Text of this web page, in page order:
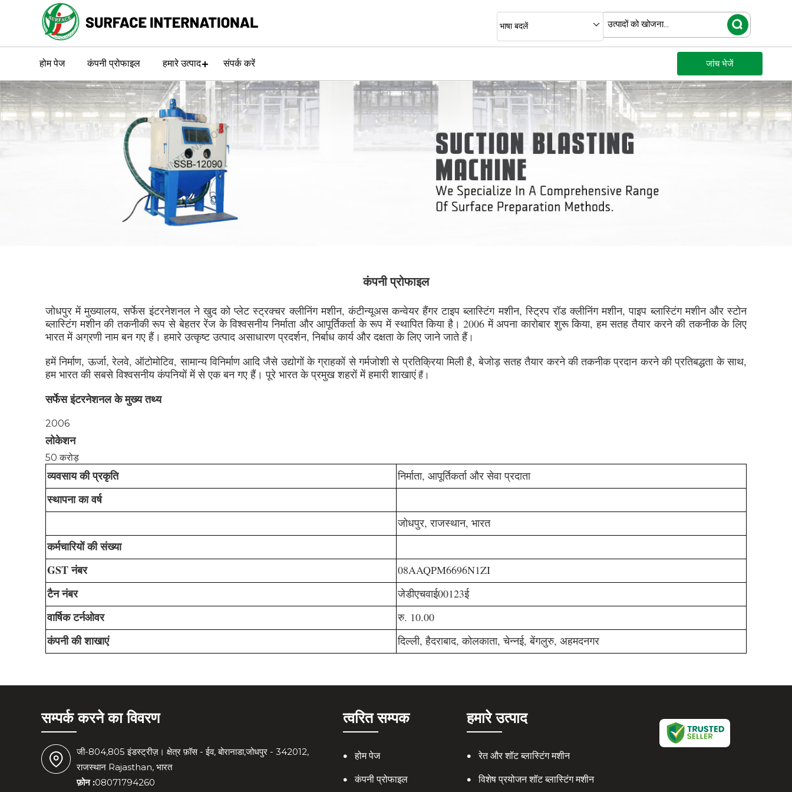
भाषा बदलें
होम पेज कंपनी प्रोफाइल हमारे उत्पाद संपर्क करें जांच भेजें
कंपनी प्रोफाइल
जोधपुर में मुख्यालय, सर्फेस इंटरनेशनल ने खुद को प्लेट स्ट्रक्चर क्लीनिंग मशीन, कंटीन्यूअस कन्वेयर हैंगर टाइप ब्लास्टिंग मशीन, स्ट्रिप रॉड क्लीनिंग मशीन, पाइप ब्लास्टिंग मशीन और स्टोन
ब्लास्टिंग मशीन की तकनीकी रूप से बेहतर रेंज के विश्वसनीय निर्माता और आपूर्तिकर्ता के रूप में स्थापित किया है। 2006 में अपना कारोबार शुरू किया, हम सतह तैयार करने की तकनीक के लिए
भारत में अग्रणी नाम बन गए हैं। हमारे उत्कृष्ट उत्पाद असाधारण प्रदर्शन, निर्बाध कार्य और दक्षता के लिए जाने जाते हैं ।
हमें निर्माण, ऊर्जा, रेलवे, ऑटोमोटिव, सामान्य विनिर्माण आदि जैसे उद्योगों के ग्राहकों से गर्मजोशी से प्रतिक्रिया मिली है, बेजोड़ सतह तैयार करने की तकनीक प्रदान करने की प्रतिबद्धता के साथ,
हम भारत की सबसे विश्वसनीय कंपनियों में से एक बन गए हैं। पूरे भारत के प्रमुख शहरों में हमारी शाखाएंहैं।
सर्फेस इंटरनेशनल के मुख्य तथ्य
2006
लोकेशन
50 करोड़
व्यवसाय की प्रकृति निर्माता, आपूर्तिकर्ता और सेवा प्रदाता
स्थापना का वर्ष
जोधपुर, राजस्थान, भारत
कर्मचारियों की संख्या
GST नंबर
08AAQPM6696N1ZI
टैन नंबर जेडीएचवाई00123ई
वार्षिक टर्नओवर रु. 10.00
कंपनी की शाखाएं दिल्ली, हैदराबाद, कोलकाता, चेन्नई, बेंगलुरु, अहमदनगर
सम्पर्क करने का विवरण
जी-804,805 इंडस्ट्रीज़। क्षेत्र फ़ॉस - ईव, बोरानाडा,जोधपुर - 342012,
राजस्थान Rajasthan, भारत
फ़ोन :08071794260
त्वरित सम्पक
होम पेज
कंपनी प्रोफाइल
हमारे उत्पाद
रेत और शॉट ब्लास्टिंग मशीन
विशेष प्रयोजन शॉट ब्लास्टिंग मशीन